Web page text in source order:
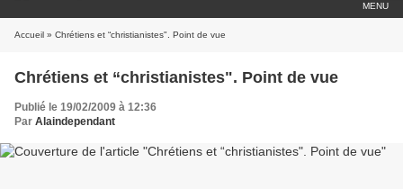
MENU
Accueil » Chrétiens et “christianistes". Point de vue
Chrétiens et “christianistes". Point de vue
Publié le 19/02/2009 à 12:36
Par Alaindependant